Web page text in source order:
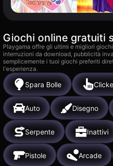
Giochi online gratuiti
Playgama offre gli ultimi e migliori
interruzioni da download, pubblicità
semplicemente i tuoi giochi preferiti
l'esperienza.
Spara Bolle
Auto Disegno
Serpente Inattivi
Pistole Arcade